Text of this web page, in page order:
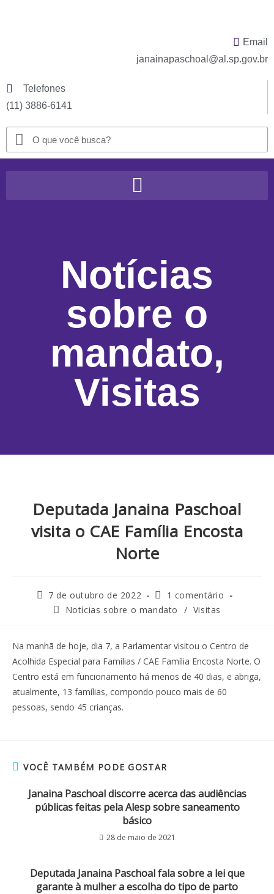
Email
janainapaschoal@al.sp.gov.br
Telefones
(11) 3886-6141
Notícias
sobre o
mandato,
Visitas
Deputada Janaina Paschoal
visita o CAE Família Encosta
Norte
7 de outubro de 2022
1 comentário
Notícias sobre o mandato
/ Visitas
Na manhã de hoje, dia 7, a Parlamentar visitou o Centro de
Acolhida Especial para Famílias / CAE Família Encosta Norte. O
Centro está em funcionamento há menos de 40 dias, e abriga,
atualmente, 13 famílias, compondo pouco mais de 60
pessoas, sendo 45 crianças.
VOCÊ TAMBÉM PODE GOSTAR
Janaina Paschoal discorre acerca das audiências
públicas feitas pela Alesp sobre saneamento
básico
28 de maio de 2021
Deputada Janaina Paschoal fala sobre a lei que
garante à mulher a escolha do tipo de parto